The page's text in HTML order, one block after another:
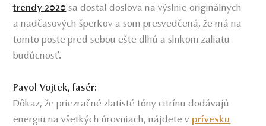
trendy 2020 sa dostal doslova na výslnie originálnych
a nadčasových šperkov a som presvedčená, že má na
tomto poste pred sebou ešte dlhú a slnkom zaliatu
budúcnosť.
Pavol Vojtek, fasér:
Dôkaz, že priezračné zlatisté tóny citrínu dodávajú
energiu na všetkých úrovniach, nájdete v prívesku